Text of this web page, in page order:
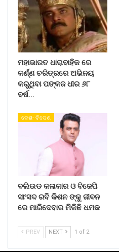
ମହାଭାରତ ଧାରାବାହିକ ରେ
କର୍ଣ୍ଣ ଚରିତ୍ରରେ ଅଭିନୟ
କରୁଥିବା ପଙ୍କଜ ଧୀର ୬୮
ବର୍ଷ…
ଦେଶ- ବିଦେଶ
ବଲିଉଡ କଳାକାର ଓ ବିଜେପି
ସାଂସଦ ରବି କିଶନ ଙ୍କୁ ଜୀବନ
ରେ ମାରିଦେବାର ମିଳିଛି ଧମକ
PREV NEXT 1 of 2